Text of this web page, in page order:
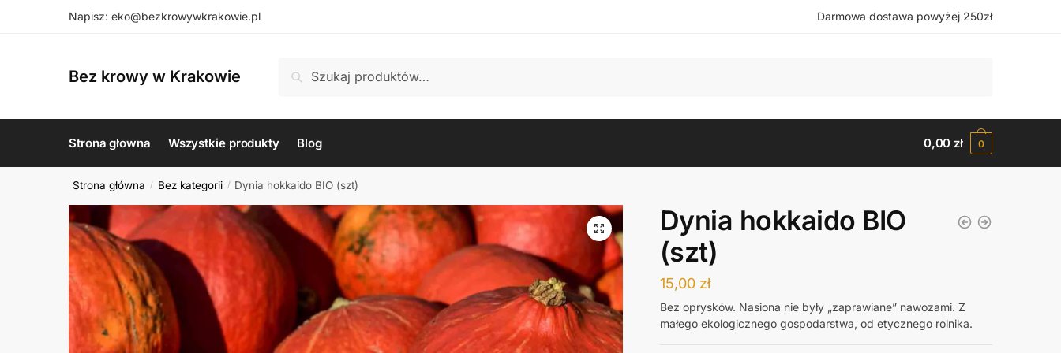
Napisz: eko@bezkrowywkrakowie.pl Darmowa dostawa powyżej 250zł
Bez krowy w Krakowie Szukaj
Strona głowna Wszystkie produkty Blog 0,00 zł 0
Strona główna / Bez kategorii / Dynia hokkaido BIO (szt)
Dynia hokkaido BIO
(szt)
15,00 zł
Bez oprysków. Nasiona nie były „zaprawiane” nawozami. Z
małego ekologicznego gospodarstwa, od etycznego rolnika.